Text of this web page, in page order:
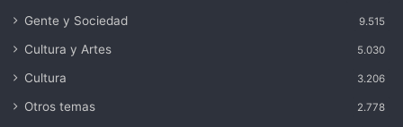
Gente y Sociedad 9.515
Cultura y Artes 5.030
Cultura 3.206
Otros temas 2.778